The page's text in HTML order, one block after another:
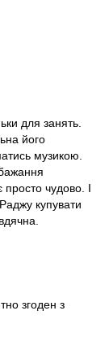
для занять.
його
музикою.
просто чудово. І
купувати
згоден з